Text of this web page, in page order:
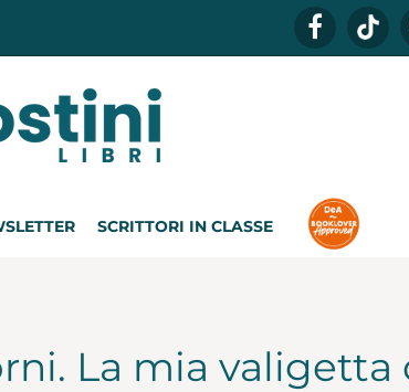
SCRITTORI IN CLASSE
La mia valigetta